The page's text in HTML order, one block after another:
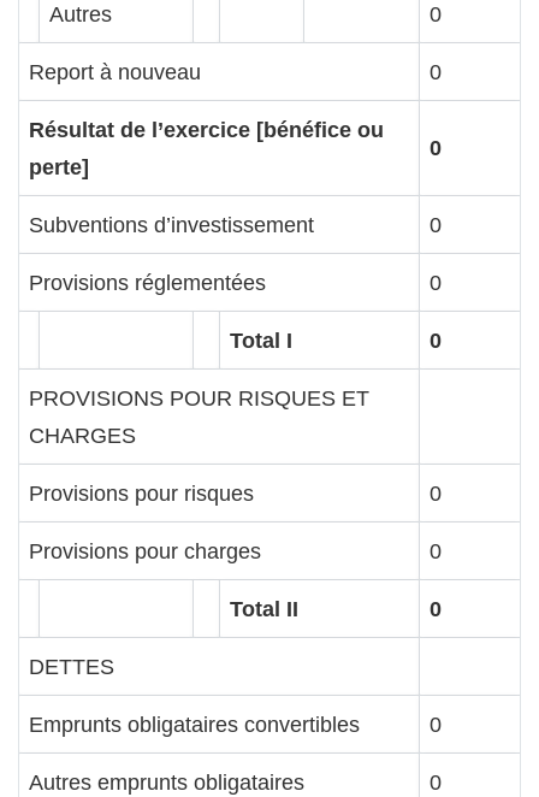
Autres 0
Report à nouveau 0
Résultat de l’exercice [bénéfice ou
perte]
0
Subventions d’investissement 0
Provisions réglementées 0
Total I 0
PROVISIONS POUR RISQUES ET
CHARGES
Provisions pour risques 0
Provisions pour charges 0
Total II 0
DETTES
Emprunts obligataires convertibles 0
Autres emprunts obligataires 0